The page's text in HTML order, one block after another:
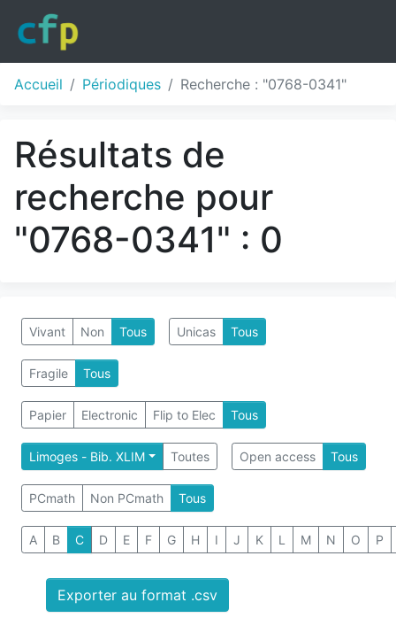
Accueil Périodiques Recherche : "0768-0341"
Résultats de
recherche pour
"0768-0341" : 0
Vivant Non Tous Unicas Tous
Fragile Tous
Papier Electronic Flip to Elec Tous
Limoges - Bib. XLIM Toutes Open access Tous
PCmath Non PCmath Tous
A B C D E F G H I J K L M N O P
Exporter au format .csv